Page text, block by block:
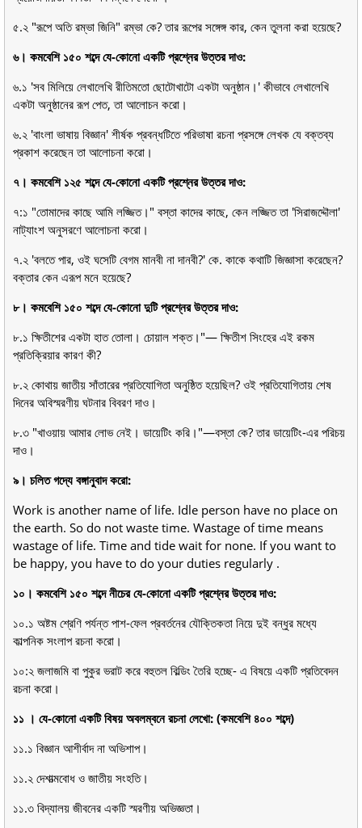
৫.২ "রূপে অতি রম্ভা জিনি" রম্ভা কে? তার রূপের সঙ্গেঙ্গ কার, কেন তুলনা করা হয়েছে?
৬। কমবেশি ১৫০ শব্দে যে-কোনো একটি প্রশ্নের উত্তর দাও:
৬.১ 'সব মিলিয়ে লেখালেখি রীতিমতো ছোটোখাটো একটা অনুষ্ঠান।' কীভাবে লেখালেখি
একটা অনুষ্ঠানের রূপ পেত, তা আলোচন করো।
৬.২ 'বাংলা ভাষায় বিজ্ঞান' শীর্ষক প্রবন্ধটিতে পরিভাষা রচনা প্রসঙ্গে লেখক যে বক্তব্য
প্রকাশ করেছেন তা আলোচনা করো।
৭। কমবেশি ১২৫ শব্দে যে-কোনো একটি প্রশ্নের উত্তর দাও:
৭:১ "তোমাদের কাছে আমি লজ্জিত।" বস্তা কাদের কাছে, কেন লজ্জিত তা 'সিরাজদ্দৌলা'
নাট্যাংশ অনুসরণে আলোচনা করো।
৭.২ 'বলতে পার, ওই ঘসেটি বেগম মানবী না দানবী?' কে. কাকে কথাটি জিজ্ঞাসা করেছেন?
বক্তার কেন এরূপ মনে হয়েছে?
৮। কমবেশি ১৫০ শব্দে যে-কোনো দুটি প্রশ্নের উত্তর দাও:
৮.১ ক্ষিতীশের একটা হাত তোলা। চোয়াল শক্ত।"— ক্ষিতীশ সিংহের এই রকম
প্রতিক্রিয়ার কারণ কী?
৮.২ কোথায় জাতীয় সাঁতারের প্রতিযোগিতা অনুষ্ঠিত হয়েছিল? ওই প্রতিযোগিতায় শেষ
দিনের অবিস্মরণীয় ঘটনার বিবরণ দাও।
৮.৩ "খাওয়ায় আমার লোভ নেই। ডায়েটিং করি।"—বস্তা কে? তার ডায়েটিং-এর পরিচয়
দাও।
৯। চলিত গদ্যে বঙ্গানুবাদ করো:
Work is another name of life. Idle person have no place on
the earth. So do not waste time. Wastage of time means
wastage of life. Time and tide wait for none. If you want to
be happy, you have to do your duties regularly .
১০। কমবেশি ১৫০ শব্দে নীচের যে-কোনো একটি প্রশ্নের উত্তর দাও:
১০.১ অষ্টম শ্রেণি পর্যন্ত পাশ-ফেল প্রবর্তনের যৌক্তিকতা নিয়ে দুই বন্ধুর মধ্যে
কাল্পনিক সংলাপ রচনা করো।
১০:২ জলাজমি বা পুকুর ভরাট করে বহুতল বিল্ডিং তৈরি হচ্ছে- এ বিষয়ে একটি প্রতিবেদন
রচনা করো।
১১ । যে-কোনো একটি বিষয় অবলম্বনে রচনা লেখো: (কমবেশি ৪০০ শব্দে)
১১.১ বিজ্ঞান আশীর্বাদ না অভিশাপ।
১১.২ দেশাত্মবোধ ও জাতীয় সংহতি।
১১.৩ বিদ্যালয় জীবনের একটি স্মরণীয় অভিজ্ঞতা।